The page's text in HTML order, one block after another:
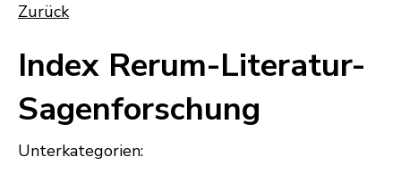
Zurück
Index Rerum-Literatur-
Sagenforschung
Unterkategorien: